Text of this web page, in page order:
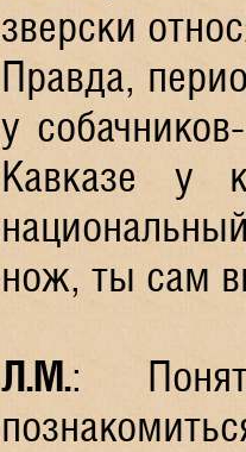
зверски
Правда,
у
Кавказе у
нож, ты сам
Л.М.: